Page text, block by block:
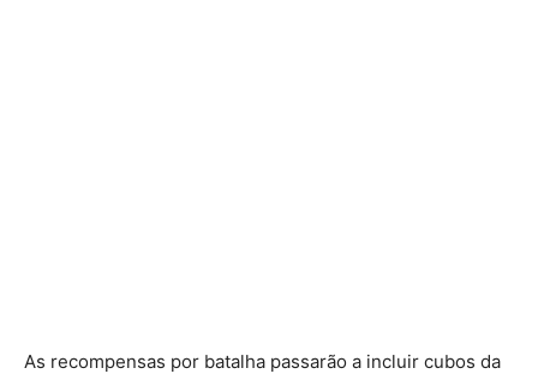
As recompensas por batalha passarão a incluir cubos da